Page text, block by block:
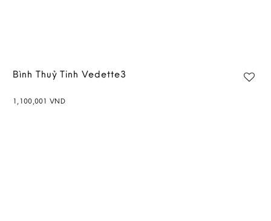
Bình Thuỷ Tinh Vedette3
1,100,001 VND